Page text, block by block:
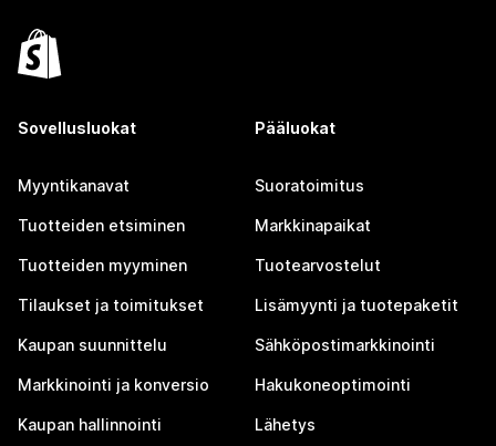
Sovellusluokat
Myyntikanavat
Tuotteiden etsiminen
Tuotteiden myyminen
Tilaukset ja toimitukset
Kaupan suunnittelu
Markkinointi ja konversio
Kaupan hallinnointi
Pääluokat
Suoratoimitus
Markkinapaikat
Tuotearvostelut
Lisämyynti ja tuotepaketit
Sähköpostimarkkinointi
Hakukoneoptimointi
Lähetys